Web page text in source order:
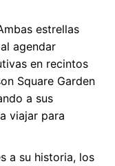
estrellas
agendar
en recintos
Square Garden
a sus
viajar para
a su historia, los